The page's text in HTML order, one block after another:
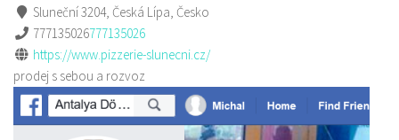
Sluneční 3204, Česká Lípa, Česko
777135026777135026
https://www.pizzerie-slunecni.cz/
prodej s sebou a rozvoz